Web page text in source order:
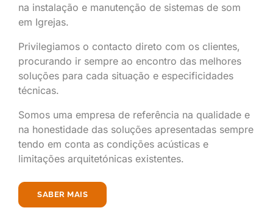
na instalação e manutenção de sistemas de som
em Igrejas.
Privilegiamos o contacto direto com os clientes,
procurando ir sempre ao encontro das melhores
soluções para cada situação e especificidades
técnicas.
Somos uma empresa de referência na qualidade e
na honestidade das soluções apresentadas sempre
tendo em conta as condições acústicas e
limitações arquitetónicas existentes.
SABER MAIS